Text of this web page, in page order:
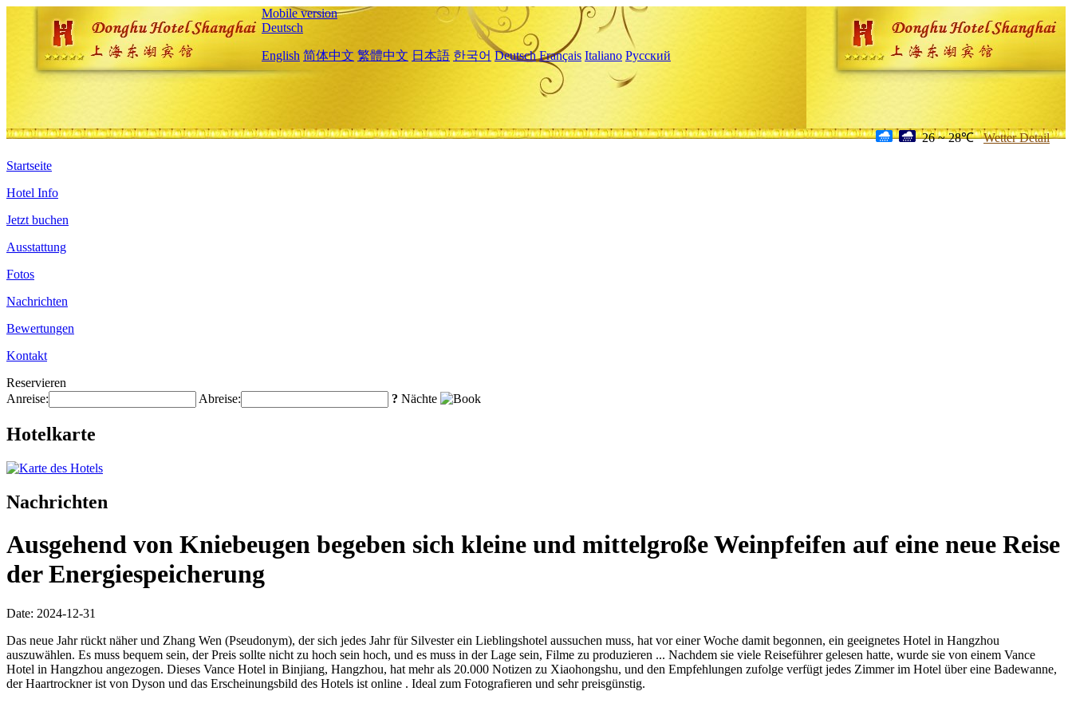
Mobile version
Deutsch
English 简体中文 繁體中文 日本語 한국어 Deutsch Français Italiano Русский
26 ~ 28℃ Wetter Detail
Startseite
Hotel Info
Jetzt buchen
Ausstattung
Fotos
Nachrichten
Bewertungen
Kontakt
Reservieren
Anreise:
Abreise: ? Nächte
Hotelkarte
Nachrichten
Ausgehend von Kniebeugen begeben sich kleine und mittelgroße Weinpfeifen auf eine neue Reise
der Energiespeicherung
Date: 2024-12-31
Das neue Jahr rückt näher und Zhang Wen (Pseudonym), der sich jedes Jahr für Silvester ein Lieblingshotel aussuchen muss, hat vor einer Woche damit begonnen, ein geeignetes Hotel in Hangzhou
auszuwählen. Es muss bequem sein, der Preis sollte nicht zu hoch sein hoch, und es muss in der Lage sein, Filme zu produzieren ... Nachdem sie viele Reiseführer gelesen hatte, wurde sie von einem Vance
Hotel in Hangzhou angezogen. Dieses Vance Hotel in Binjiang, Hangzhou, hat mehr als 20.000 Notizen zu Xiaohongshu, und den Empfehlungen zufolge verfügt jedes Zimmer im Hotel über eine Badewanne,
der Haartrockner ist von Dyson und das Erscheinungsbild des Hotels ist online . Ideal zum Fotografieren und sehr preisgünstig.